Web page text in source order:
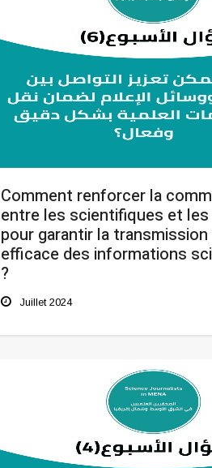
Comment renforcer la
entre les scientifiques et les
pour garantir la
efficace des informations
?
Juillet 2024